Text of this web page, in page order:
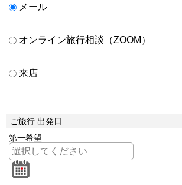
メール
オンライン旅行相談（ZOOM）
来店
ご旅行 出発日
第一希望